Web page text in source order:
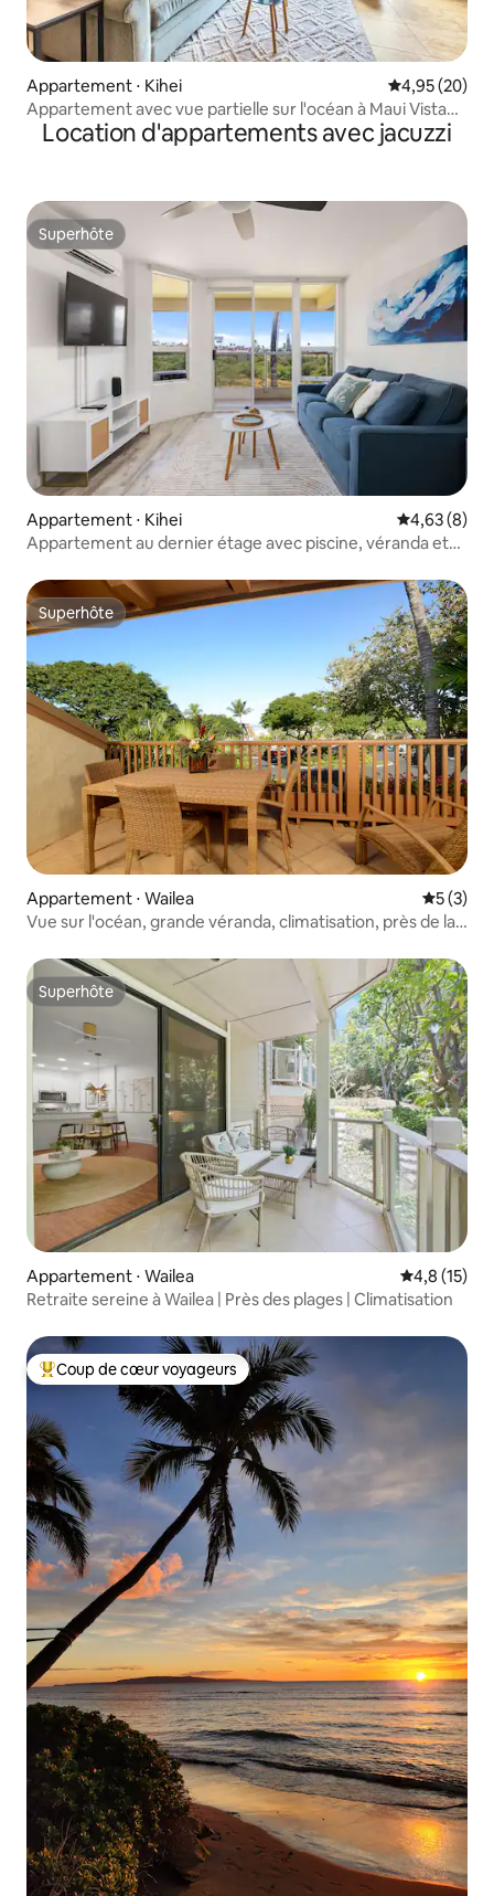
Appartement ⋅ Kihei Évaluation
4,95 (20)
Appartement avec vue partielle sur l'océan à Maui Vista
Kihei
Location d'appartements avec jacuzzi
Superhôte
Superhôte
Appartement ⋅ Kihei Évaluation
4,63 (8)
Appartement au dernier étage avec piscine, véranda et
Superhôte
Superhôte
Appartement ⋅ Wailea
5 (3)
Vue sur l'océan, grande véranda, climatisation, près de la
Superhôte
Superhôte
Appartement ⋅ Wailea Évaluation
4,8 (15)
Retraite sereine à Wailea | Près des plages | Climatisation
Coups de cœur voyageurs les plus appréciés
Coup de cœur voyageurs